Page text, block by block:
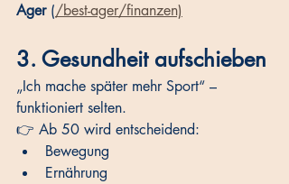
Ager (/best-ager/finanzen)
3. Gesundheit aufschieben
„Ich mache später mehr Sport“ –
funktioniert selten.
👉 Ab 50 wird entscheidend:
Bewegung
Ernährung